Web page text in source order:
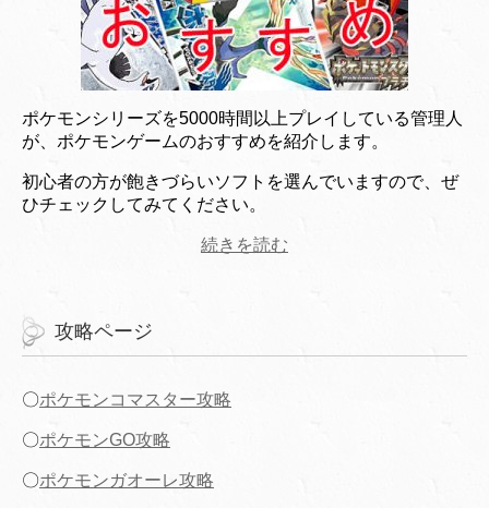
ポケモンシリーズを5000時間以上プレイしている管理人
が、ポケモンゲームのおすすめを紹介します。
初心者の方が飽きづらいソフトを選んでいますので、ぜ
ひチェックしてみてください。
続きを読む
攻略ページ
〇ポケモンコマスター攻略
〇ポケモンGO攻略
〇ポケモンガオーレ攻略